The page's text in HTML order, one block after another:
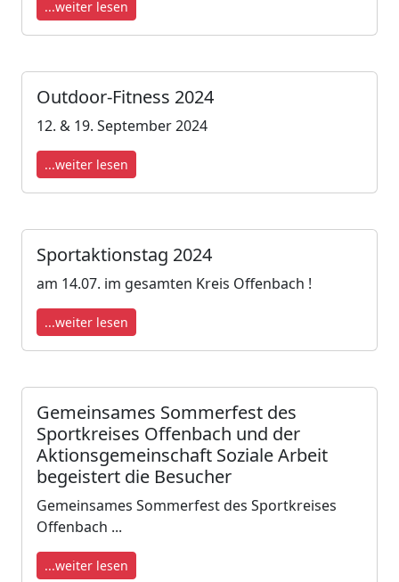
...weiter lesen
Outdoor-Fitness 2024
12. & 19. September 2024
...weiter lesen
Sportaktionstag 2024
am 14.07. im gesamten Kreis Offenbach !
...weiter lesen
Gemeinsames Sommerfest des
Sportkreises Offenbach und der
Aktionsgemeinschaft Soziale Arbeit
begeistert die Besucher
Gemeinsames Sommerfest des Sportkreises
Offenbach ...
...weiter lesen